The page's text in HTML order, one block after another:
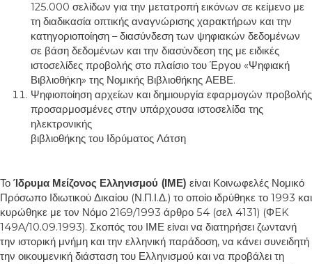
125.000 σελίδων για την μετατροπή εικόνων σε κείμενο με
τη διαδικασία οπτικής αναγνώρισης χαρακτήρων και την
κατηγοριοποίηση – διασύνδεση των ψηφιακών δεδομένων
σε βάση δεδομένων και την διασύνδεση της με ειδικές
ιστοσελίδες προβολής στο πλαίσιο του Έργου «Ψηφιακή
Βιβλιοθήκη» της Νομικής Βιβλιοθήκης ΑΕΒΕ.
Ψηφιοποίηση αρχείων και δημιουργία εφαρμογών προβολής
προσαρμοσμένες στην υπάρχουσα ιστοσελίδα της
ηλεκτρονικής
βιβλιοθήκης του Ιδρύματος Λάτση
Το Ίδρυμα Μείζονος Ελληνισμού (ΙΜΕ) είναι Κοινωφελές Νομικό
Πρόσωπο Ιδιωτικού Δικαίου (Ν.Π.Ι.Δ.) το οποίο ιδρύθηκε το 1993 και
κυρώθηκε με τον Νόμο 2169/1993 άρθρο 54 (σελ 4131) (ΦEK
149A/10.09.1993). Σκοπός του ΙΜΕ είναι να διατηρήσει ζωντανή
την ιστορική μνήμη και την ελληνική παράδοση, να κάνει συνειδητή
την οικουμενική διάσταση του Ελληνισμού και να προβάλει τη